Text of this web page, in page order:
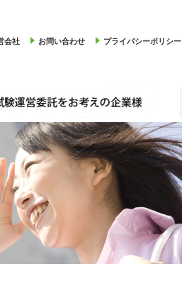
会社 お問い合わせ プライバシーポリシー